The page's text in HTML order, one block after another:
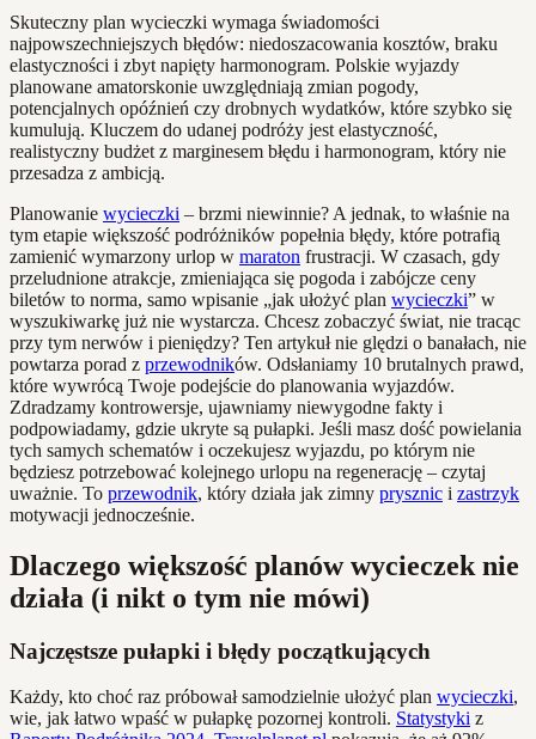
Skuteczny plan wycieczki wymaga świadomości
najpowszechniejszych błędów: niedoszacowania kosztów, braku
elastyczności i zbyt napięty harmonogram. Polskie wyjazdy
planowane amatorskonie uwzględniają zmian pogody,
potencjalnych opóźnień czy drobnych wydatków, które szybko się
kumulują. Kluczem do udanej podróży jest elastyczność,
realistyczny budżet z marginesem błędu i harmonogram, który nie
przesadza z ambicją.
Planowanie wycieczki – brzmi niewinnie? A jednak, to właśnie na
tym etapie większość podróżników popełnia błędy, które potrafią
zamienić wymarzony urlop w maraton frustracji. W czasach, gdy
przeludnione atrakcje, zmieniająca się pogoda i zabójcze ceny
biletów to norma, samo wpisanie „jak ułożyć plan wycieczki” w
wyszukiwarkę już nie wystarcza. Chcesz zobaczyć świat, nie tracąc
przy tym nerwów i pieniędzy? Ten artykuł nie ględzi o banałach, nie
powtarza porad z przewodników. Odsłaniamy 10 brutalnych prawd,
które wywrócą Twoje podejście do planowania wyjazdów.
Zdradzamy kontrowersje, ujawniamy niewygodne fakty i
podpowiadamy, gdzie ukryte są pułapki. Jeśli masz dość powielania
tych samych schematów i oczekujesz wyjazdu, po którym nie
będziesz potrzebować kolejnego urlopu na regenerację – czytaj
uważnie. To przewodnik, który działa jak zimny prysznic i zastrzyk
motywacji jednocześnie.
Dlaczego większość planów wycieczek nie
działa (i nikt o tym nie mówi)
Najczęstsze pułapki i błędy początkujących
Każdy, kto choć raz próbował samodzielnie ułożyć plan wycieczki,
wie, jak łatwo wpaść w pułapkę pozornej kontroli. Statystyki z